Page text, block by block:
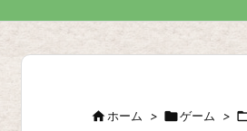
ホーム > ゲーム >